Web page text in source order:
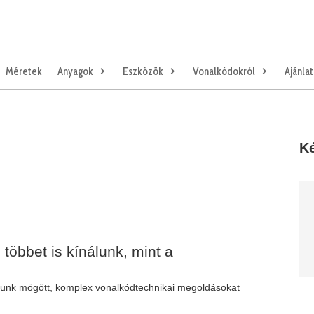
Méretek Anyagok Eszközök Vonalkódokról
is kínálunk, mint a
mögött, komplex vonalkódtechnikai megoldásokat